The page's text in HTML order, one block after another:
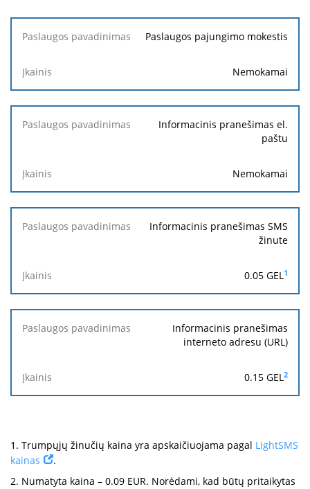
Paslaugos
Paslaugos pajungimo mokestis
Nemokamai
Informacinis pranešimas el.
paštu
Nemokamai
Informacinis pranešimas SMS
žinute
0.05 GEL1
Informacinis pranešimas
interneto adresu (URL)
0.15 GEL2
1. Trumpųjų žinučių kaina yra apskaičiuojama pagal LightSMS
kainas
.
2. Numatyta kaina – 0.09 EUR. Norėdami, kad būtų pritaikytas